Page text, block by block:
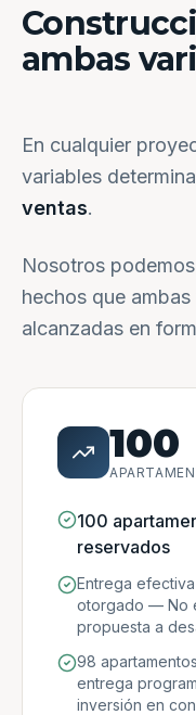
ambas
En cualquier
variables
ventas.
Nosotros
hechos que
alcanzadas en
100
100
reservados
Entrega
otorgado — No
propuesta a
98
entrega
inversión en